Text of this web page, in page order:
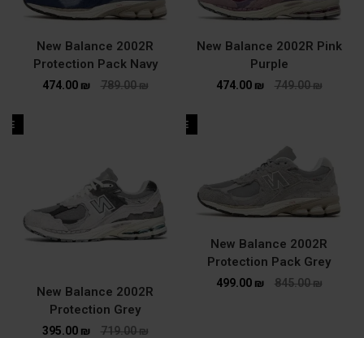
New Balance 2002R Pink
Purple
749.00₪
474.00 ₪
New Balance 2002R
Protection Pack Navy
789.00₪
474.00 ₪
SALE
New Balance 2002R
Protection Pack Grey
845.00₪
499.00 ₪
New Balance 2002R
Protection Grey
719.00₪
395.00 ₪